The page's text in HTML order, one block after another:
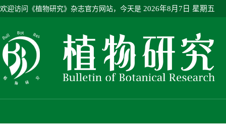
欢迎访问《植物研究》杂志官方网站，今天是 2026年8月7日 星期五